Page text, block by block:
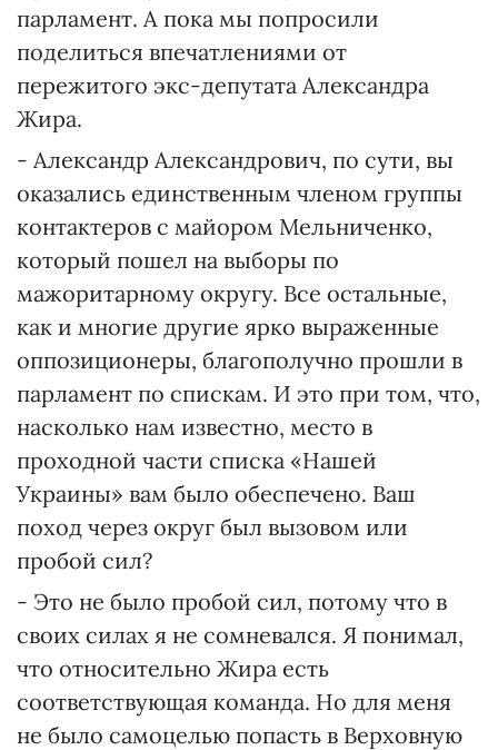
парламент. А пока мы попросили
поделиться впечатлениями от
пережитого экс-депутата Александра
Жира.
- Александр Александрович, по сути, вы
оказались единственным членом группы
контактеров с майором Мельниченко,
который пошел на выборы по
мажоритарному округу. Все остальные,
как и многие другие ярко выраженные
оппозиционеры, благополучно прошли в
парламент по спискам. И это при том, что,
насколько нам известно, место в
проходной части списка «Нашей
Украины» вам было обеспечено. Ваш
поход через округ был вызовом или
пробой сил?
- Это не было пробой сил, потому что в
своих силах я не сомневался. Я понимал,
что относительно Жира есть
соответствующая команда. Но для меня
не было самоцелью попасть в Верховную